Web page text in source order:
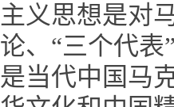
主义思想是对
论、“三个代
是当代中国马